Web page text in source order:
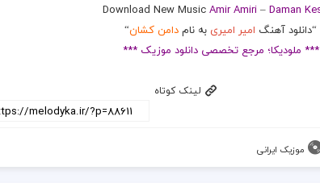
Download New MusicAmir Amiri–Daman
“دانلود آهنگ امیر امیری به نامدامن کشان“
*** ملودیکا؛ مرجع تخصصی دانلود موزیک ***
لینک کوتاه
موزیک ایرانی